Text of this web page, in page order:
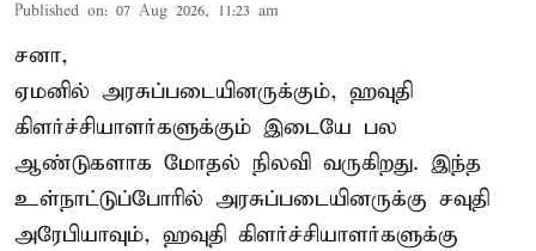
Published on: 07 Aug 2026, 11:23 am
சனா,
ஏமனில் அரசுப்படையினருக்கும், ஹவுதி
கிளர்ச்சியாளர்களுக்கும் இடையே பல
ஆண்டுகளாக மோதல் நிலவி வருகிறது. இந்த
உள்நாட்டுப்போரில் அரசுப்படையினருக்கு சவுதி
அரேபியாவும், ஹவுதி கிளர்ச்சியாளர்களுக்கு